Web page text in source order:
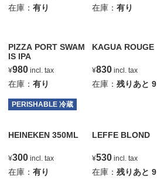
在庫：有り 在庫： 有り
PIZZA PORT SWAM
IS IPA
¥980 incl. tax
在庫：有り
PERISHABLE 冷蔵
KAGUA ROUGE
¥830incl. tax
在庫： 残りあと 9
HEINEKEN 350ML
¥300 incl. tax
在庫：有り
LEFFE BLOND
¥530incl. tax
在庫： 残りあと 9